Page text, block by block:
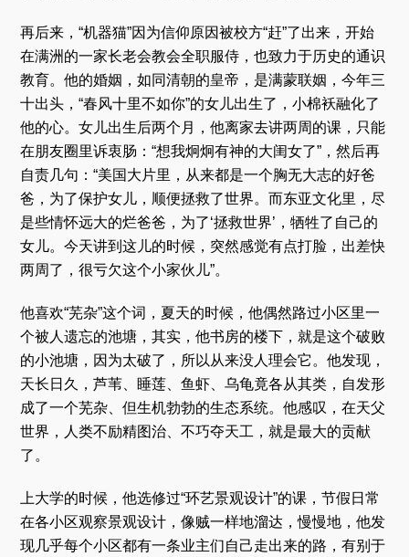
再后来，“机器猫”因为信仰原因被校方“赶”了出来，开始
在满洲的一家长老会教会全职服侍，也致力于历史的通识
教育。他的婚姻，如同清朝的皇帝，是满蒙联姻，今年三
十出头，“春风十里不如你”的女儿出生了，小棉袄融化了
他的心。女儿出生后两个月，他离家去讲两周的课，只能
在朋友圈里诉衷肠：“想我炯炯有神的大闺女了”，然后再
自责几句：“美国大片里，从来都是一个胸无大志的好爸
爸，为了保护女儿，顺便拯救了世界。而东亚文化里，尽
是些情怀远大的烂爸爸，为了‘拯救世界’，牺牲了自己的
女儿。今天讲到这儿的时候，突然感觉有点打脸，出差快
两周了，很亏欠这个小家伙儿”。
他喜欢“芜杂”这个词，夏天的时候，他偶然路过小区里一
个被人遗忘的池塘，其实，他书房的楼下，就是这个破败
的小池塘，因为太破了，所以从来没人理会它。他发现，
天长日久，芦苇、睡莲、鱼虾、乌龟竟各从其类，自发形
成了一个芜杂、但生机勃勃的生态系统。他感叹，在天父
世界，人类不励精图治、不巧夺天工，就是最大的贡献
了。
上大学的时候，他选修过“环艺景观设计”的课，节假日常
在各小区观察景观设计，像贼一样地溜达，慢慢地，他发
现几乎每个小区都有一条业主们自己走出来的路，有别于